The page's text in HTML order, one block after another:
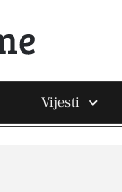
Vijesti